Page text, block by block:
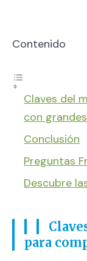
Contenido
Claves del
con
Conclusión
Preguntas
Descubre
para